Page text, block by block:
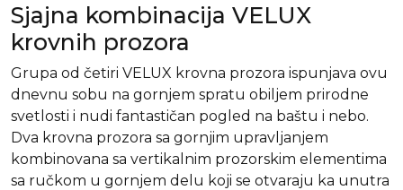
Sjajna kombinacija VELUX
krovnih prozora
Grupa od četiri VELUX krovna prozora ispunjava ovu
dnevnu sobu na gornjem spratu obiljem prirodne
svetlosti i nudi fantastičan pogled na baštu i nebo.
Dva krovna prozora sa gornjim upravljanjem
kombinovana sa vertikalnim prozorskim elementima
sa ručkom u gornjem delu koji se otvaraju ka unutra